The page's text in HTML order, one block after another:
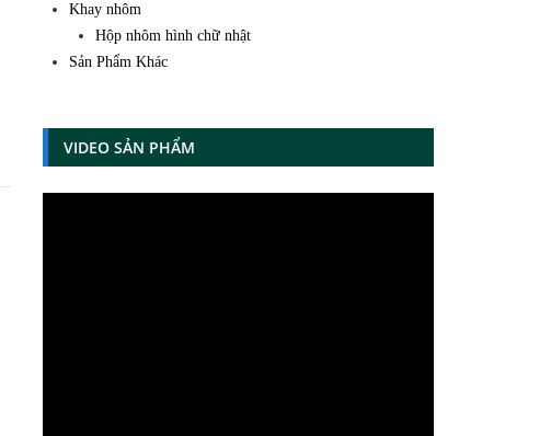
Khay nhôm
Hộp nhôm hình chữ nhật
Sản Phẩm Khác
VIDEO SẢN PHẨM